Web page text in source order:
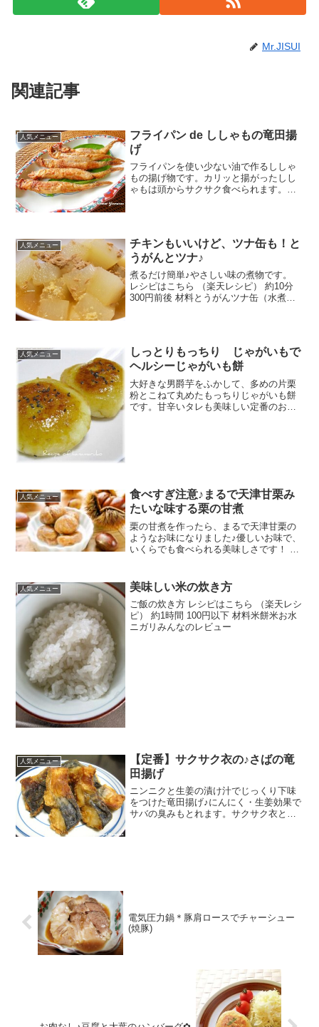
Mr.JISUI
関連記事
人気メニュー
フライパン de ししゃもの竜田揚
げ
フライパンを使い少ない油で作るししゃ
もの揚げ物です。カリッと揚がったしし
ゃもは頭からサクサク食べられます。ご
人気メニュー
チキンもいいけど、ツナ缶も！と
うがんとツナ♪
煮るだけ簡単♪やさしい味の煮物です。
レシピはこちら （楽天レシピ） 約10分
300円前後 材料とうがんツナ缶（水煮
人気メニュー
しっとりもっちり じゃがいもで
ヘルシーじゃがいも餅
大好きな男爵芋をふかして、多めの片栗
粉とこねて丸めたもっちりじゃがいも餅
です。甘辛いタレも美味しい定番のおや
人気メニュー
食べすぎ注意♪まるで天津甘栗み
たいな味する栗の甘煮
栗の甘煮を作ったら、まるで天津甘栗の
ようなお味になりました♪優しいお味で、
いくらでも食べられる美味しさです！ レ
塩水三温糖みりんハチミツみんなのレビ
ュー
人気メニュー 美味しい米の炊き方
ご飯の炊き方 レシピはこちら （楽天レシ
ピ） 約1時間 100円以下 材料米餅米お水
ニガリみんなのレビュー
人気メニュー
【定番】サクサク衣の♪さばの竜
田揚げ
ニンニクと生姜の漬け汁でじっくり下味
をつけた竜田揚げ♪にんにく・生姜効果で
サバの臭みもとれます。サクサク衣と香
電気圧力鍋＊豚肩ロースでチャーシュー
(焼豚)